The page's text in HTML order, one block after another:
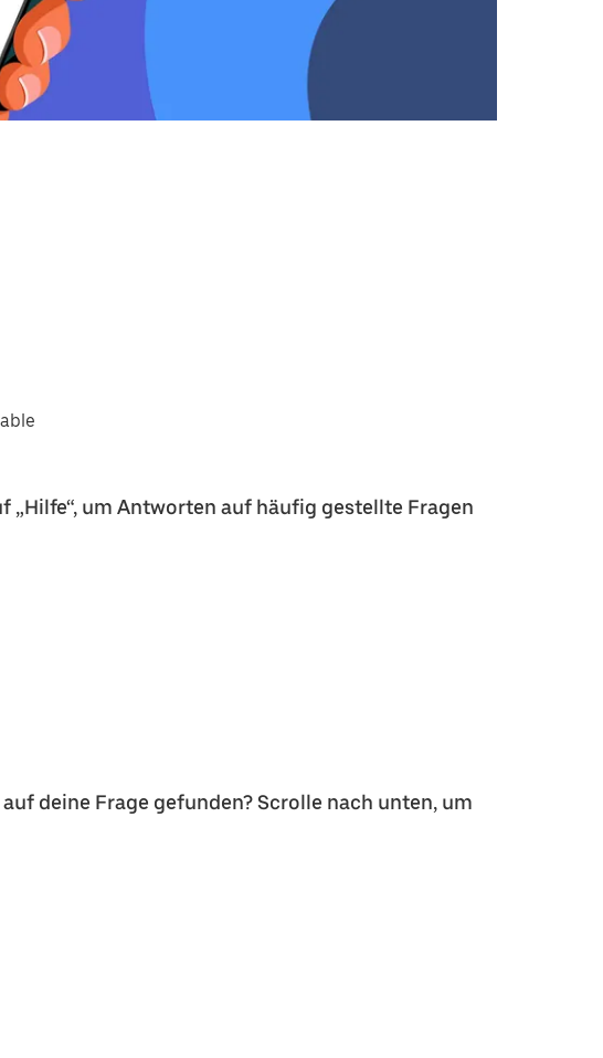
„Hilfe“, um Antworten auf häufig gestellte Fragen
deine Frage gefunden? Scrolle nach unten, um